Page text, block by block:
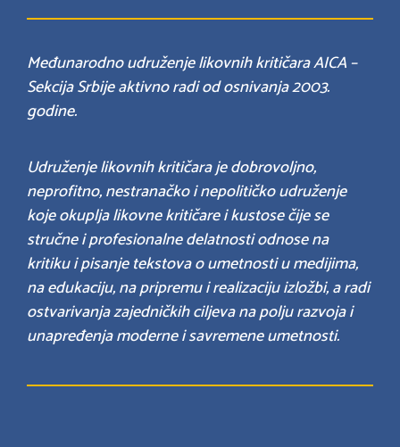
Međunarodno udruženje likovnih kritičara AICA –
Sekcija Srbije aktivno radi od osnivanja 2003.
godine.
Udruženje likovnih kritičara je dobrovoljno,
neprofitno, nestranačko i nepolitičko udruženje
koje okuplja likovne kritičare i kustose čije se
stručne i profesionalne delatnosti odnose na
kritiku i pisanje tekstova o umetnosti u medijima,
na edukaciju, na pripremu i realizaciju izložbi, a radi
ostvarivanja zajedničkih ciljeva na polju razvoja i
unapređenja moderne i savremene umetnosti.